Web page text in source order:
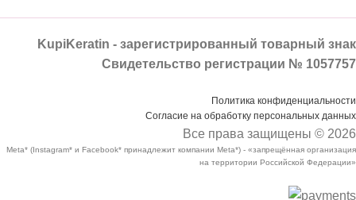
KupiKeratin - зарегистрированный товарный знак
Свидетельство регистрации № 1057757
Политика конфиденциальности
Согласие на обработку персональных данных
Все права защищены © 2026
Meta* (Instagram* и Facebook* принадлежит компании Meta*) - «запрещённая организация
на территории Российской Федерации»